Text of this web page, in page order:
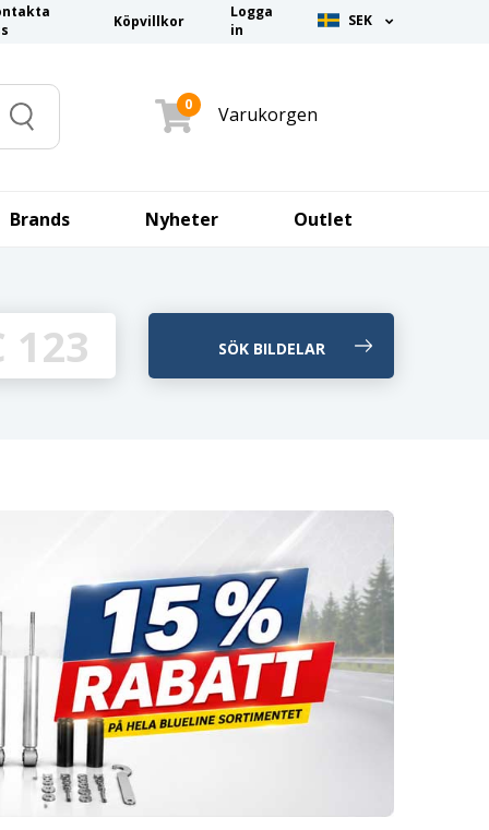
Köpvillkor
Logga
in
SEK
Search
0 Varukorgen
Brands Nyheter Outlet